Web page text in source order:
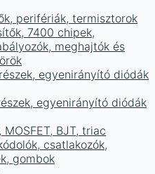
perifériák, termisztorok
7400 chipek,
meghajtók és
egyenirányító diódák
egyenirányító diódák
BJT, triac
csatlakozók,
gombok